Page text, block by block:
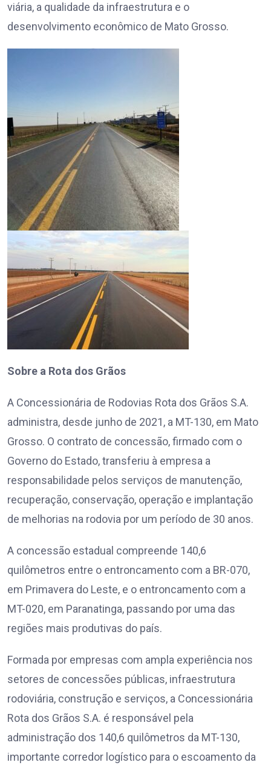
viária, a qualidade da infraestrutura e o
desenvolvimento econômico de Mato Grosso.
Sobre a Rota dos Grãos
A Concessionária de Rodovias Rota dos Grãos S.A.
administra, desde junho de 2021, a MT-130, em Mato
Grosso. O contrato de concessão, firmado com o
Governo do Estado, transferiu à empresa a
responsabilidade pelos serviços de manutenção,
recuperação, conservação, operação e implantação
de melhorias na rodovia por um período de 30 anos.
A concessão estadual compreende 140,6
quilômetros entre o entroncamento com a BR-070,
em Primavera do Leste, e o entroncamento com a
MT-020, em Paranatinga, passando por uma das
regiões mais produtivas do país.
Formada por empresas com ampla experiência nos
setores de concessões públicas, infraestrutura
rodoviária, construção e serviços, a Concessionária
Rota dos Grãos S.A. é responsável pela
administração dos 140,6 quilômetros da MT-130,
importante corredor logístico para o escoamento da